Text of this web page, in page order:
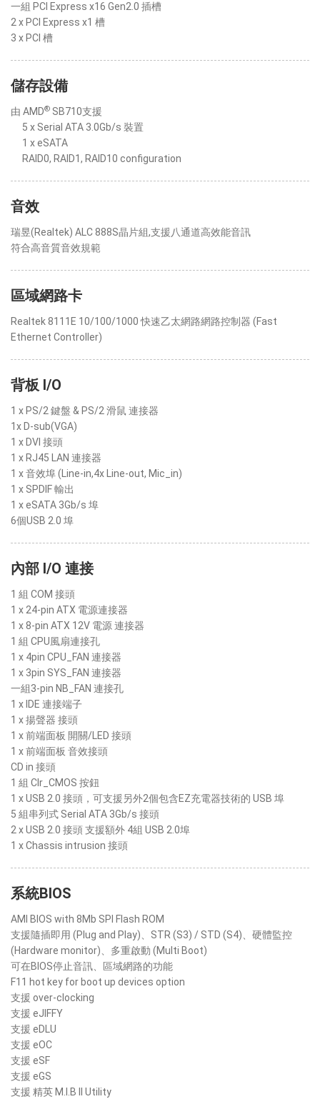
一組 PCI Express x16 Gen2.0 插槽
2 x PCI Express x1 槽
3 x PCI 槽
儲存設備
由 AMD® SB710支援
5 x Serial ATA 3.0Gb/s 裝置
1 x eSATA
RAID0, RAID1, RAID10 configuration
音效
瑞昱(Realtek) ALC 888S晶片組,支援八通道高效能音訊
符合高音質音效規範
區域網路卡
Realtek 8111E 10/100/1000 快速乙太網路網路控制器 (Fast
Ethernet Controller)
背板 I/O
1 x PS/2 鍵盤 & PS/2 滑鼠 連接器
1x D-sub(VGA)
1 x DVI 接頭
1 x RJ45 LAN 連接器
1 x 音效埠 (Line-in,4x Line-out, Mic_in)
1 x SPDIF 輸出
1 x eSATA 3Gb/s 埠
6個USB 2.0 埠
內部 I/O 連接
1 組 COM 接頭
1 x 24-pin ATX 電源連接器
1 x 8-pin ATX 12V 電源 連接器
1 組 CPU風扇連接孔
1 x 4pin CPU_FAN 連接器
1 x 3pin SYS_FAN 連接器
一組3-pin NB_FAN 連接孔
1 x IDE 連接端子
1 x 揚聲器 接頭
1 x 前端面板 開關/LED 接頭
1 x 前端面板 音效接頭
CD in 接頭
1 組 Clr_CMOS 按鈕
1 x USB 2.0 接頭，可支援另外2個包含EZ充電器技術的 USB 埠
5 組串列式 Serial ATA 3Gb/s 接頭
2 x USB 2.0 接頭 支援額外 4組 USB 2.0埠
1 x Chassis intrusion 接頭
系統BIOS
AMI BIOS with 8Mb SPI Flash ROM
支援隨插即用 (Plug and Play)、STR (S3) / STD (S4)、硬體監控
(Hardware monitor)、多重啟動 (Multi Boot)
可在BIOS停止音訊、區域網路的功能
F11 hot key for boot up devices option
支援 over-clocking
支援 eJIFFY
支援 eDLU
支援 eOC
支援 eSF
支援 eGS
支援 精英 M.I.B II Utility